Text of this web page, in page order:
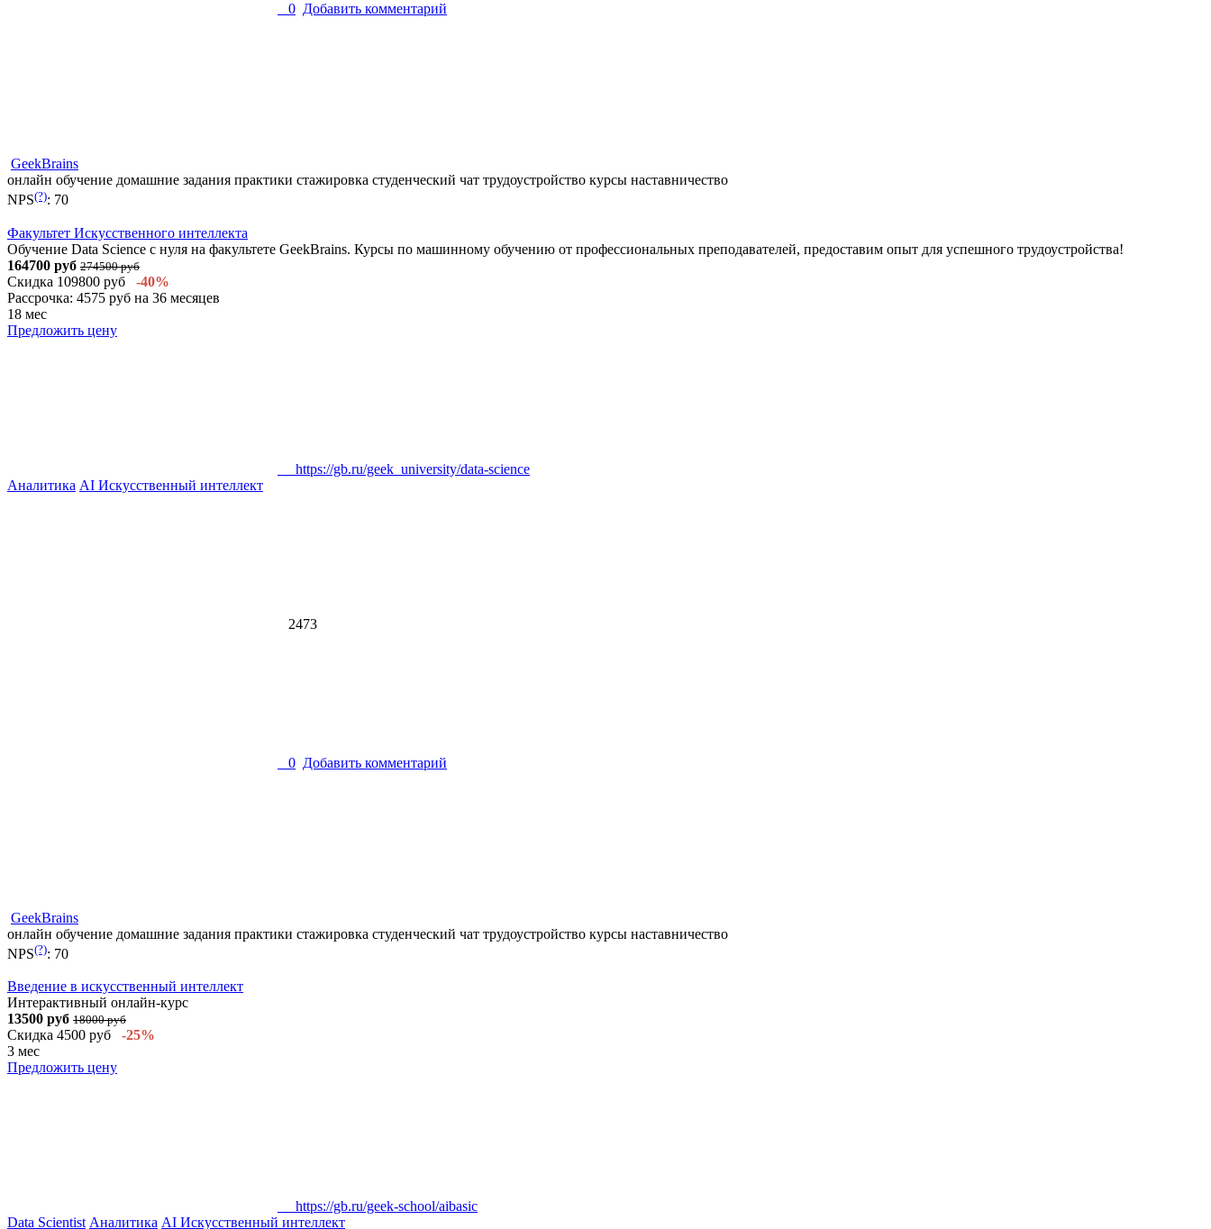
0 Добавить комментарий
GeekBrains
онлайн обучение домашние задания практики стажировка студенческий чат трудоустройство курсы наставничество
NPS(?): 70
Факультет Искусственного интеллекта
Обучение Data Science с нуля на факультете GeekBrains. Курсы по машинному обучению от профессиональных преподавателей, предоставим опыт для успешного трудоустройства!
164700 руб 274500 руб
Скидка 109800 руб -40%
Рассрочка: 4575 руб на 36 месяцев
18 мес
Предложить цену
https://gb.ru/geek_university/data-science
Аналитика AI Искусственный интеллект
2473
0 Добавить комментарий
GeekBrains
онлайн обучение домашние задания практики стажировка студенческий чат трудоустройство курсы наставничество
NPS(?): 70
Введение в искусственный интеллект
Интерактивный онлайн-курс
13500 руб 18000 руб
Скидка 4500 руб -25%
3 мес
Предложить цену
https://gb.ru/geek-school/aibasic
Data Scientist Аналитика AI Искусственный интеллект